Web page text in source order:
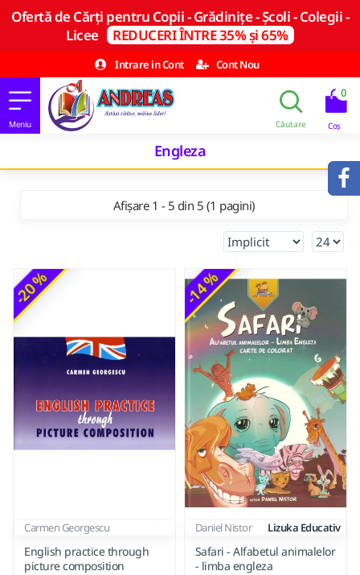
Ofertă de Cărți pentru Copii - Grădinițe - Școli - Colegii -
Licee REDUCERI ÎNTRE 35% și 65%
Intrare in Cont
Cont Nou
0
Engleza
Afișare 1 - 5 din 5 (1 pagini)
-20 %
Carmen Georgescu
English practice through
picture composition
-14 %
Daniel Nistor Lizuka Educativ
Safari - Alfabetul animalelor
- limba engleza